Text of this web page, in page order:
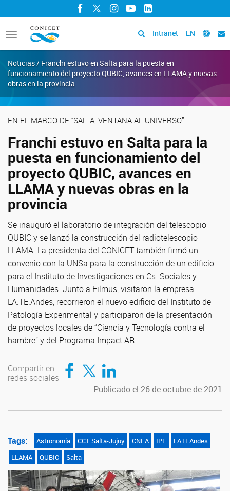
Facebook
TwitterInstagram
YouTubeLinkedIn
Toggle
navigation
Intranet EN
Noticias / Franchi estuvo en Salta para la puesta en
funcionamiento del proyecto QUBIC, avances en LLAMA y nuevas
obras en la provincia
EN EL MARCO DE “SALTA, VENTANA AL UNIVERSO”
Franchi estuvo en Salta para la
puesta en funcionamiento del
proyecto QUBIC, avances en
LLAMA y nuevas obras en la
provincia
Se inauguró el laboratorio de integración del telescopio
QUBIC y se lanzó la construcción del radiotelescopio
LLAMA. La presidenta del CONICET también firmó un
convenio con la UNSa para la construcción de un edificio
para el Instituto de Investigaciones en Cs. Sociales y
Humanidades. Junto a Filmus, visitaron la empresa
LA.TE.Andes, recorrieron el nuevo edificio del Instituto de
Patología Experimental y participaron de la presentación
de proyectos locales de “Ciencia y Tecnología contra el
hambre” y del Programa Impact.AR.
Compartir en
redes sociales
Compartir en Facebook
Compartir en TwitterCompartir en LinkedIn
Publicado el 26 de octubre de 2021
Tags: Astronomía CCT Salta-Jujuy CNEA IPE
LATEAndes
LLAMA
QUBIC Salta